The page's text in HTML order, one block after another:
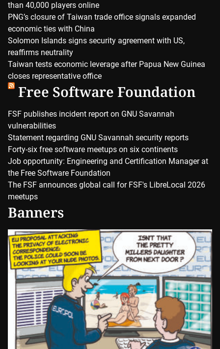
than 40,000 players online
PNG’s closure of Taiwan trade office signals expanded
economic ties with China
Solomon Islands signs security agreement with US,
reaffirms neutrality
Taiwan tests economic leverage after Papua New Guinea
closes representative office
Free Software Foundation
FSF publishes incident report on GNU Savannah
vulnerabilities
Statement regarding GNU Savannah security reports
Forty-six free software meetups on six continents
Job opportunity: Engineering and Certification Manager at
the Free Software Foundation
The FSF announces global call for FSF's LibreLocal 2026
meetups
Banners